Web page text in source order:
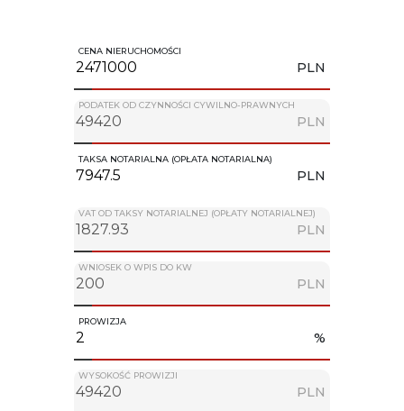
CENA NIERUCHOMOŚCI
PLN
PODATEK OD CZYNNOŚCI CYWILNO-PRAWNYCH
PLN
TAKSA NOTARIALNA (OPŁATA NOTARIALNA)
PLN
VAT OD TAKSY NOTARIALNEJ (OPŁATY NOTARIALNEJ)
PLN
WNIOSEK O WPIS DO KW
PLN
PROWIZJA
%
WYSOKOŚĆ PROWIZJI
PLN